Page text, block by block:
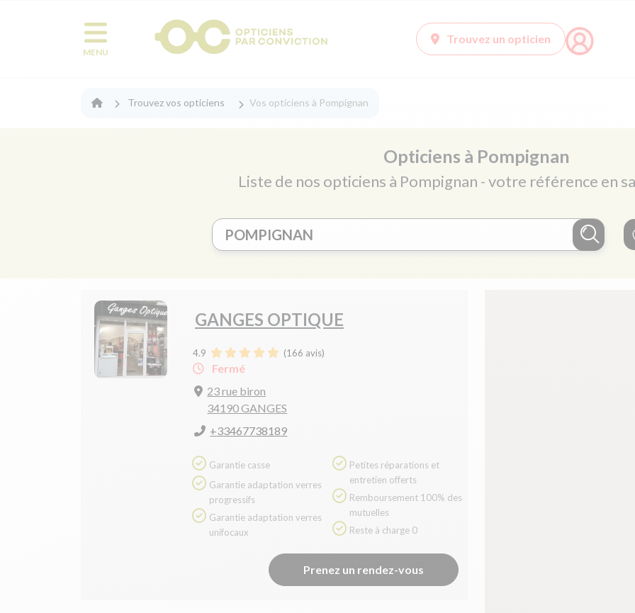
MENU
Trouvez un opticien
Trouvez vos opticiens Vos opticiens à Pompignan
Opticiens à Pompignan
Liste de nos opticiens à Pompignan - votre référence en
GANGES OPTIQUE
4.9 (166 avis)
Fermé
23 rue biron
34190 GANGES
+33467738189
Garantie casse
progressifs
unifocaux
entretien offerts
mutuelles
Reste à charge 0
Prenez un rendez-vous